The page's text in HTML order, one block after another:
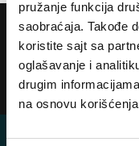
pružanje funkcija
saobraćaja. Takođe
koristite sajt sa
oglašavanje i
drugim
na osnovu
POTREBNA VAM JE
Ukoliko želite da dobijete
prijavite se na naš